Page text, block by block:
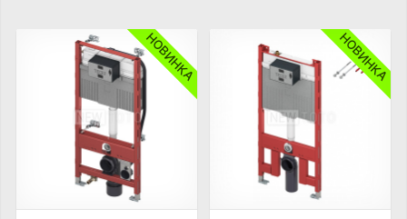
НОВИНКА НОВИНКА